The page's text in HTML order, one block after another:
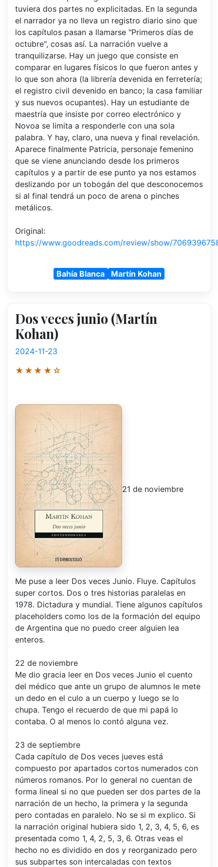
tuviera dos partes no explicitadas. En la segunda
el narrador ya no lleva un registro diario sino que
los capítulos pasan a llamarse "Primeros días de
octubre", cosas así. La narración vuelve a
tranquilizarse. Hay un juego que consiste en
comparar en lugares físicos lo que fueron antes y
lo que son ahora (la librería devenida en ferretería;
el registro civil devenido en banco; la casa familiar
y sus nuevos ocupantes). Hay un estudiante de
maestría que insiste por correo electrónico y
Novoa se limita a responderle con una sola
palabra. Y hay, claro, una nueva y final revelación.
Aparece finalmente Patricia, personaje femenino
que se viene anunciando desde los primeros
capítulos y a partir de ese punto ya nos estamos
deslizando por un tobogán del que desconocemos
si al final tendrá un poco de arena o pinches
metálicos.
Original:
https://www.goodreads.com/review/show/
Bahía Blanca Martín Kohan
Dos veces junio (Martín
Kohan)
2024-11-23
★★★★☆
21 de noviembre
Me puse a leer Dos veces Junio. Fluye. Capítulos
super cortos. Dos o tres historias paralelas en
1978. Dictadura y mundial. Tiene algunos capítulos
placeholders como los de la formación del equipo
de Argentina que no puedo creer alguien lea
enteros.
22 de noviembre
Me dio gracia leer en Dos veces Junio el cuento
del médico que ante un grupo de alumnos le mete
un dedo en el culo a un cuerpo y luego se lo
chupa. Tengo el recuerdo de que mi papá lo
contaba. O al menos lo contó alguna vez.
23 de septiembre
Cada capítulo de Dos veces jueves está
compuesto por apartados cortos numerados con
números romanos. Por lo general no cuentan de
forma lineal si no que pueden ser dos partes de la
narración de un hecho, la primera y la segunda
pero contadas en paralelo. No se si m explico. Si
la narración original hubiera sido 1, 2, 3, 4, 5, 6, es
presentada como 1, 4, 2, 5, 3, 6. Otras veas el
hecho no es dividido en dos y reorganizado pero
sus subpartes son intercaladas con textos